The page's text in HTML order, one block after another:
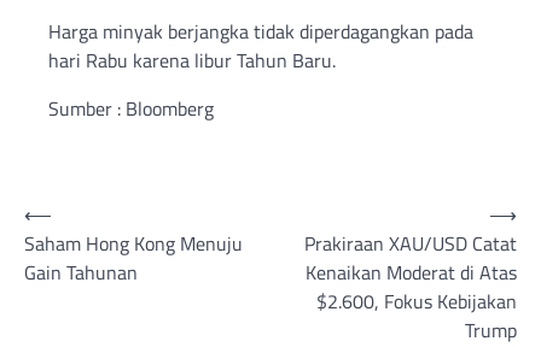
Harga minyak berjangka tidak diperdagangkan pada
hari Rabu karena libur Tahun Baru.
Sumber : Bloomberg
Post
navigation
⟵
Saham Hong Kong Menuju
Gain Tahunan
Prakiraan XAU/USD Catat
Kenaikan Moderat di Atas
$2.600, Fokus Kebijakan
Trump
⟶